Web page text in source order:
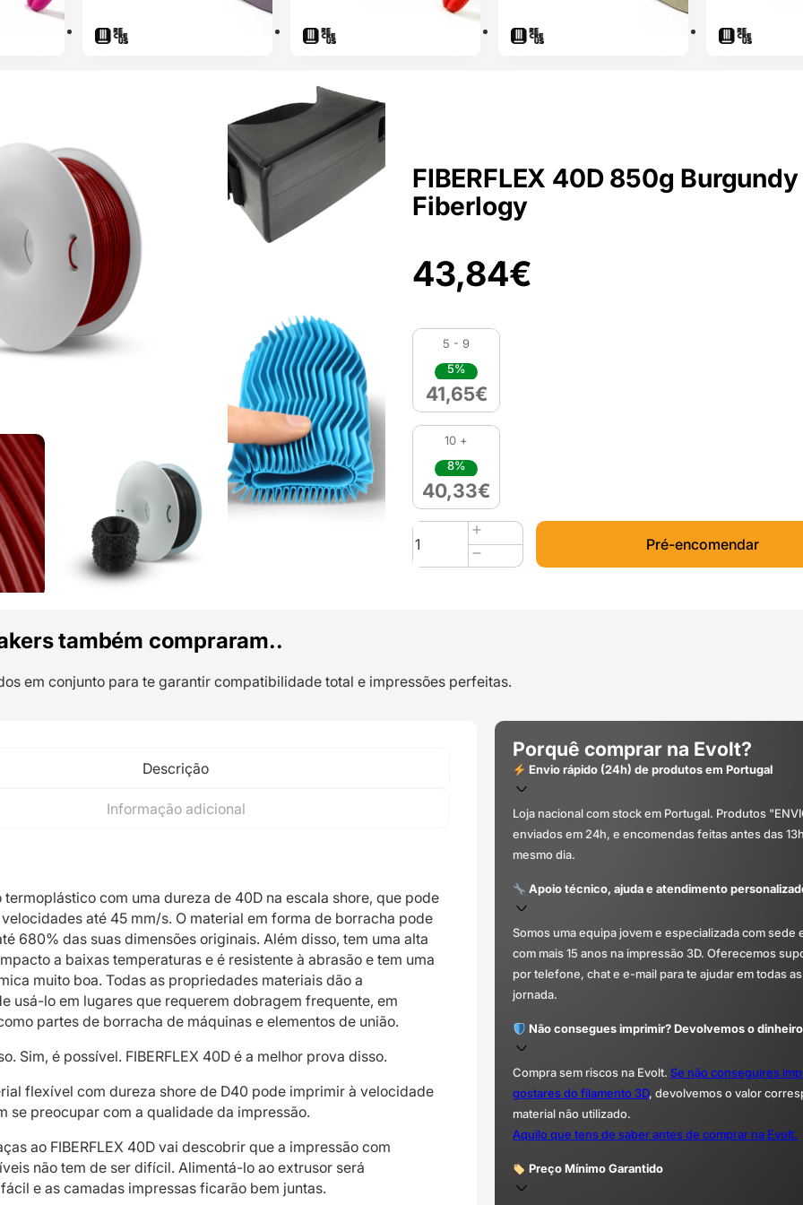
FIBERFLEX 40D 850g Burgundy
Fiberlogy
43,84€
5 - 9
5%
41,65€
10 +
8%
40,33€
Quantidade
de
FIBERFLEX
Fiberlogy
Pré-encomendar
também compraram..
em conjunto para te garantir compatibilidade total e impressões perfeitas.
Descrição
Informação adicional
termoplástico com uma dureza de 40D na escala shore, que pode
até 45 mm/s. O material em forma de borracha pode
680% das suas dimensões originais. Além disso, tem uma alta
a baixas temperaturas e é resistente à abrasão e tem uma
muito boa. Todas as propriedades materiais dão a
usá-lo em lugares que requerem dobragem frequente, em
partes de borracha de máquinas e elementos de união.
Sim, é possível. FIBERFLEX 40D é a melhor prova disso.
flexível com dureza shore de D40 pode imprimir à velocidade
se preocupar com a qualidade da impressão.
ao FIBERFLEX 40D vai descobrir que a impressão com
não tem de ser difícil. Alimentá-lo ao extrusor será
e as camadas impressas ficarão bem juntas.
Porquê comprar na Evolt?
Envio rápido (24h) de produtos em Portugal
Loja nacional com stock em Portugal. Produtos
enviados em 24h, e encomendas feitas antes das
mesmo dia.
Apoio técnico, ajuda e atendimento
Somos uma equipa jovem e especializada com sede
com mais 15 anos na impressão 3D. Oferecemos
por telefone, chat e e-mail para te ajudar em todas
jornada.
Não consegues imprimir? Devolvemos o
Compra sem riscos na Evolt. Se não conseguires
gostares do filamento 3D, devolvemos o valor
material não utilizado.
Aquilo que tens de saber antes de comprar na Evolt.
Preço Mínimo Garantido